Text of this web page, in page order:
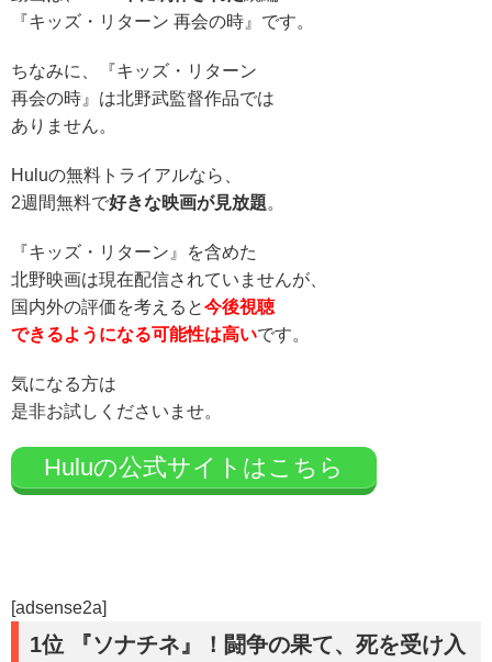
『キッズ・リターン 再会の時』です。
ちなみに、『キッズ・リターン
再会の時』は北野武監督作品では
ありません。
Huluの無料トライアルなら、
2週間無料で好きな映画が見放題。
『キッズ・リターン』を含めた
北野映画は現在配信されていませんが、
国内外の評価を考えると今後視聴
できるようになる可能性は高いです。
気になる方は
是非お試しくださいませ。
Huluの公式サイトはこちら
[adsense2a]
1位 『ソナチネ』！闘争の果て、死を受け入